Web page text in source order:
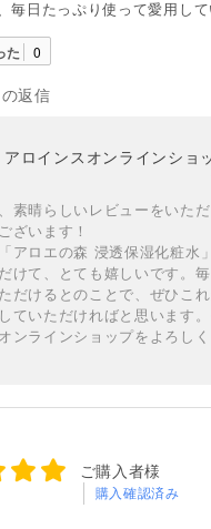
毎日たっぷり使って愛用し
た 0
返信
アロインスオンラインショ
素晴らしいレビューをいた
ざいます！
アロエの森 浸透保湿化粧水
けて、とても嬉しいです。
だけるとのことで、ぜひこ
ていただければと思います
ンラインショップをよろし
ご購入者様
購入確認済み